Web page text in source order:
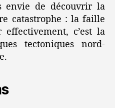
envie de découvrir la
catastrophe : la faille
c’est la
tectoniques nord-